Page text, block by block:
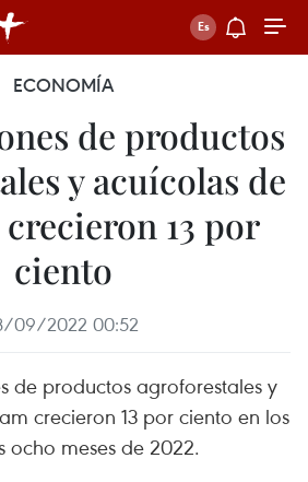
ECONOMÍA
de productos
y acuícolas de
13 por
ciento
09/2022 00:52
de productos agroforestales y
crecieron 13 por ciento en los
ocho meses de 2022.